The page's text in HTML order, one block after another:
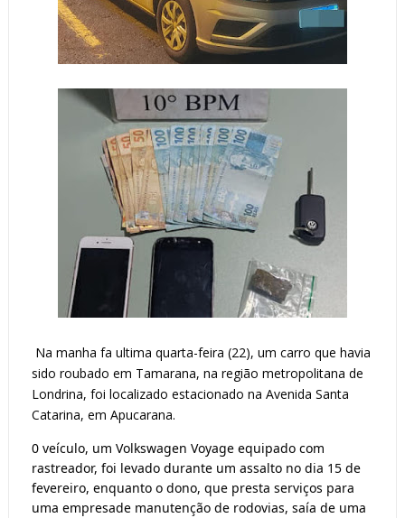
Na manha fa ultima quarta-feira (22), um carro que havia
sido roubado em Tamarana, na região metropolitana de
Londrina, foi localizado estacionado na Avenida Santa
Catarina, em Apucarana.
0 veículo, um Volkswagen Voyage equipado com
rastreador, foi levado durante um assalto no dia 15 de
fevereiro, enquanto o dono, que presta serviços para
uma empresade manutenção de rodovias, saía de uma